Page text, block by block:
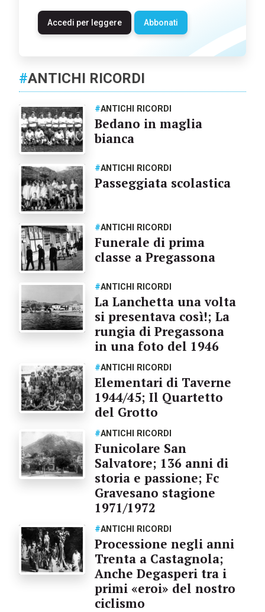
Accedi per leggere Abbonati
#ANTICHI RICORDI
#ANTICHI RICORDI
Bedano in maglia
bianca
#ANTICHI RICORDI
Passeggiata scolastica
#ANTICHI RICORDI
Funerale di prima
classe a Pregassona
#ANTICHI RICORDI
La Lanchetta una volta
si presentava così!; La
rungia di Pregassona
in una foto del 1946
#ANTICHI RICORDI
Elementari di Taverne
1944/45; Il Quartetto
del Grotto
#ANTICHI RICORDI
Funicolare San
Salvatore; 136 anni di
storia e passione; Fc
Gravesano stagione
1971/1972
#ANTICHI RICORDI
Processione negli anni
Trenta a Castagnola;
Anche Degasperi tra i
primi «eroi» del nostro
ciclismo